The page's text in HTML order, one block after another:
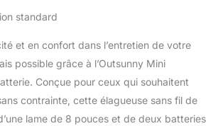
et en confort dans l’entretien de votre
possible grâce à l’Outsunny Mini
Conçue pour ceux qui souhaitent
contrainte, cette élagueuse sans fil de
lame de 8 pouces et de deux batteries